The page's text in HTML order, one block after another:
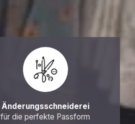
Änderungsschneiderei
für die perfekte Passform